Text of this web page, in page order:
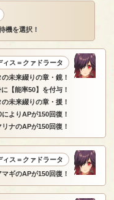
機を選択！
ィス＝クァドラータ
未来綴りの章・鏡！
に【能率50】を付与！
未来綴りの章・援！
よりAPが150回復！
ナのAPが150回復！
ィス＝クァドラータ
ギのAPが150回復！